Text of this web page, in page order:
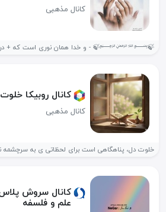
کانال مذهبی
کانال روبیکا
کانال مذهبی
خلوت دل، پناهگاهی است برای لحظاتی ی به سرچشمه
کانال سروش
علم و فلسفه